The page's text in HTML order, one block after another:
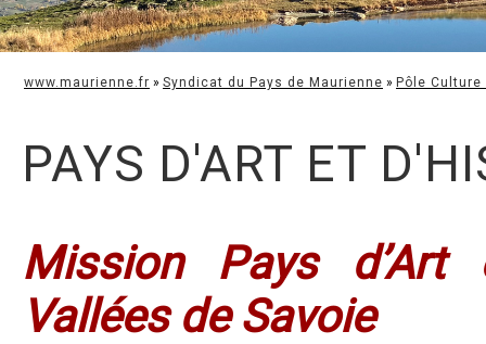
www.maurienne.fr » Syndicat du Pays de Maurienne » Pôle
PAYS D'ART ET
Mission Pays d’Art
Vallées de Savoie